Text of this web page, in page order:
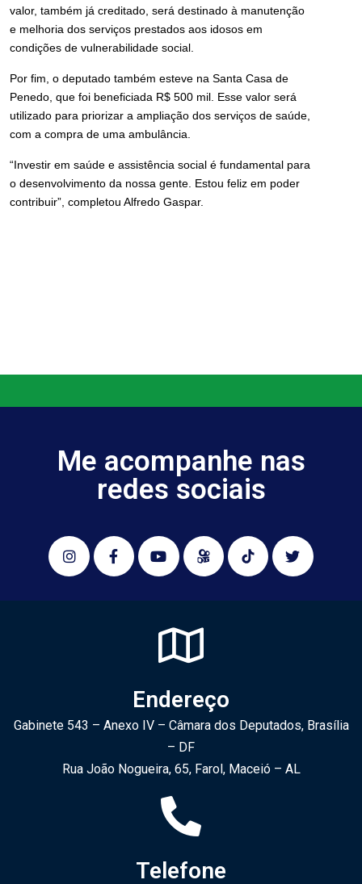
valor, também já creditado, será destinado à manutenção
e melhoria dos serviços prestados aos idosos em
condições de vulnerabilidade social.
Por fim, o deputado também esteve na Santa Casa de
Penedo, que foi beneficiada R$ 500 mil. Esse valor será
utilizado para priorizar a ampliação dos serviços de saúde,
com a compra de uma ambulância.
“Investir em saúde e assistência social é fundamental para
o desenvolvimento da nossa gente. Estou feliz em poder
contribuir”, completou Alfredo Gaspar.
Me acompanhe nas
redes sociais
Endereço
Gabinete 543 – Anexo IV – Câmara dos Deputados, Brasília
– DF
Rua João Nogueira, 65, Farol, Maceió – AL
Telefone